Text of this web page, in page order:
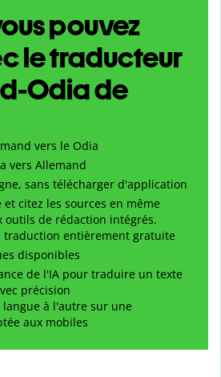
pouvez
le traducteur
Odia de
vers le Odia
vers Allemand
sans télécharger d'application
et citez les sources en même
outils de rédaction intégrés.
traduction entièrement gratuite
disponibles
de l'IA pour traduire un texte
précision
à l'autre sur une
aux mobiles